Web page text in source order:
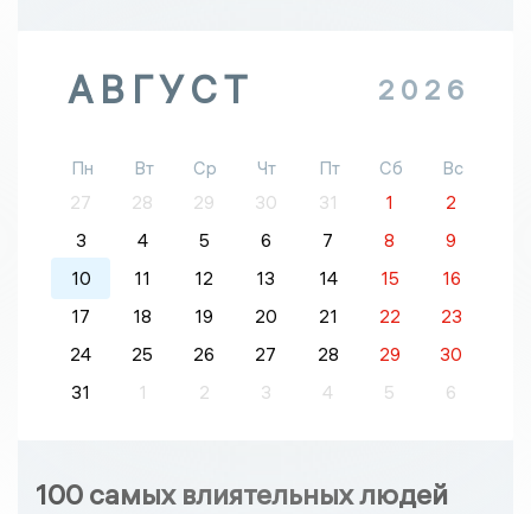
АВГУСТ 2026
Пн Вт Ср Чт Пт Сб
Вс
27
28 29 30 31 1
2
3
4 5 6 7 8
9
10
11 12 13 14 15
16
17
18 19 20 21 22
23
24
25 26 27 28 29
30
31
1 2 3 4 5 6
100 самых влиятельных людей